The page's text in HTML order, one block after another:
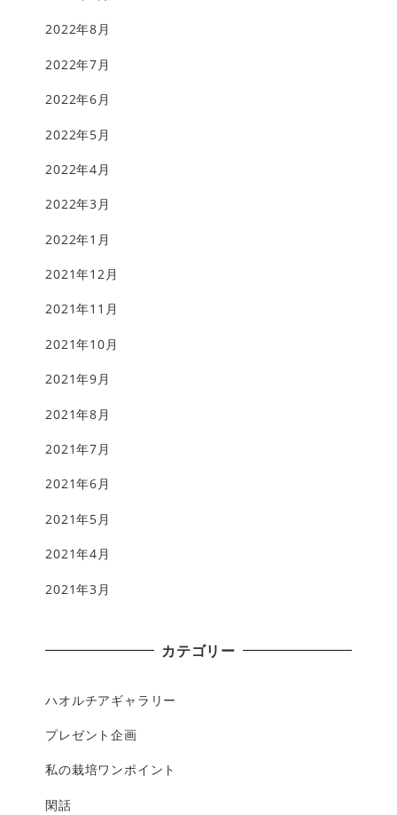
2022年8月
2022年7月
2022年6月
2022年5月
2022年4月
2022年3月
2022年1月
2021年12月
2021年11月
2021年10月
2021年9月
2021年8月
2021年7月
2021年6月
2021年5月
2021年4月
2021年3月
カテゴリー
ハオルチアギャラリー
プレゼント企画
私の栽培ワンポイント
閑話